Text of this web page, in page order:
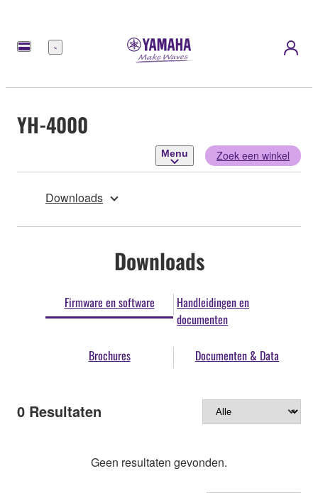
Menu
YH-4000
Menu Zoek een winkel
Downloads
Downloads
Firmware en software
Handleidingen en
documenten
Brochures Documenten & Data
0 Resultaten
Geen resultaten gevonden.